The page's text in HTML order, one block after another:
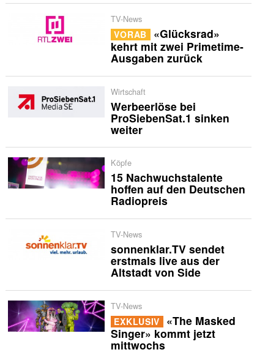
TV-News
VORAB «Glücksrad»
kehrt mit zwei Primetime-
Ausgaben zurück
Wirtschaft
Werbeerlöse bei
ProSiebenSat.1 sinken
weiter
Köpfe
15 Nachwuchstalente
hoffen auf den Deutschen
Radiopreis
TV-News
sonnenklar.TV sendet
erstmals live aus der
Altstadt von Side
TV-News
EXKLUSIV «The Masked
Singer» kommt jetzt
mittwochs